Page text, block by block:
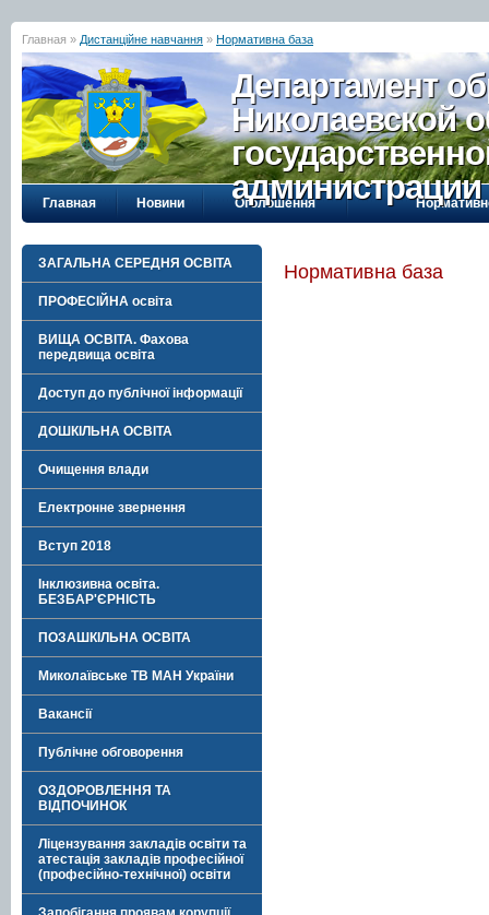
Главная » Дистанційне навчання » Нормативна база
Департамент
Николаевской
администрации
Главная Новини Оголошення
ЗАГАЛЬНА СЕРЕДНЯ ОСВІТА
ПРОФЕСІЙНА освіта
ВИЩА ОСВІТА. Фахова
передвища освіта
Доступ до публічної інформації
ДОШКІЛЬНА ОСВІТА
Очищення влади
Електронне звернення
Вступ 2018
Інклюзивна освіта.
БЕЗБАР'ЄРНІСТЬ
ПОЗАШКІЛЬНА ОСВІТА
Миколаївське ТВ МАН України
Вакансії
Публічне обговорення
ОЗДОРОВЛЕННЯ ТА
ВІДПОЧИНОК
Ліцензування закладів освіти та
атестація закладів професійної
(професійно-технічної) освіти
Нормативна база